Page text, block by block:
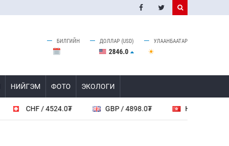
БИЛГИЙН ДОЛЛАР (USD)
2846.0
УЛААНБААТАР
НИЙГЭМ ФОТО ЭКОЛОГИ
CHF / 4524.0₮ GBP / 4898.0₮ HKD / 461.6₮